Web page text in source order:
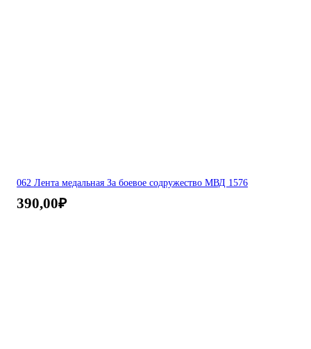
062 Лента медальная За боевое содружество МВД 1576
390,00₽